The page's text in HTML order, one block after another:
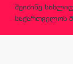
შეიძინე
საქართველოს